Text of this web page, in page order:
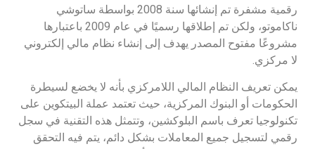
رقمية مشفرة تم إنشائها سنة 2008 بواسطة ساتوشي
ناكاموتو، ولكن تم إطلاقها رسميًا في عام 2009 باعتبارها
مشروعًا مفتوح المصدر يهدف إلى إنشاء نظام مالي إلكتروني
لا مركزي.
يمكن تعريف النظام المالي اللامركزي بأنه لا يخضع لسيطرة
الحكومات أو البنوك المركزية، حيث تعتمد عملة البيتكوين على
تكنولوجيا تعرف باسم البلوكشين، وتتمثل هذه التقنية في سجل
رقمي لتسجيل جميع المعاملات بشكل دائم، يتم فيه التحقق